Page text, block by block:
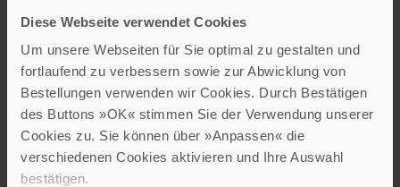
Diese Webseite verwendet Cookies
Um unsere Webseiten für Sie optimal zu gestalten und
fortlaufend zu verbessern sowie zur Abwicklung von
Bestellungen verwenden wir Cookies. Durch Bestätigen
des Buttons »OK« stimmen Sie der Verwendung unserer
Cookies zu. Sie können über »Anpassen« die
verschiedenen Cookies aktivieren und Ihre Auswahl
bestätigen.